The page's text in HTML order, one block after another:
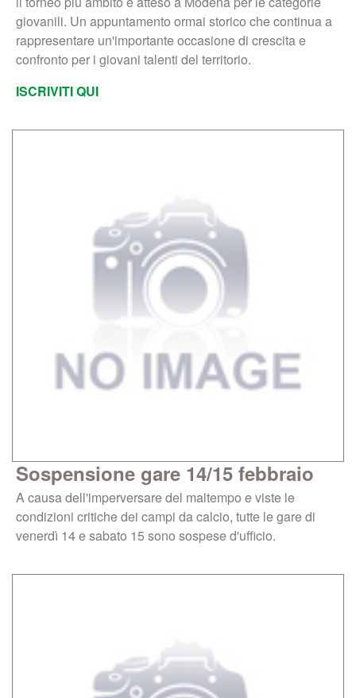
giovanili. Un appuntamento ormai storico che continua a
rappresentare un'importante occasione di crescita e
confronto per i giovani talenti del territorio.
ISCRIVITI QUI
Sospensione gare 14/15 febbraio
A causa dell'imperversare del maltempo e viste le
condizioni critiche dei campi da calcio, tutte le gare di
venerdì 14 e sabato 15 sono sospese d'ufficio.